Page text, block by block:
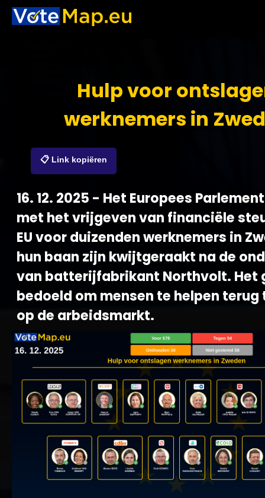
Hulp voor
werknemers in
📋 Link kopiëren
16. 12. 2025 - Het Europees
met het vrijgeven van financiële
EU voor duizenden werknemers in
hun baan zijn kwijtgeraakt na de
van batterijfabrikant Northvolt. Het
bedoeld om mensen te helpen terug
op de arbeidsmarkt.